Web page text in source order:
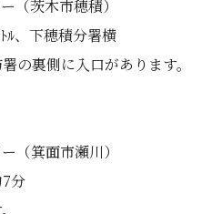
（茨木市穂積）
ﾙ、下穂積分署横
の裏側に入口があります。
（箕面市瀬川）
分